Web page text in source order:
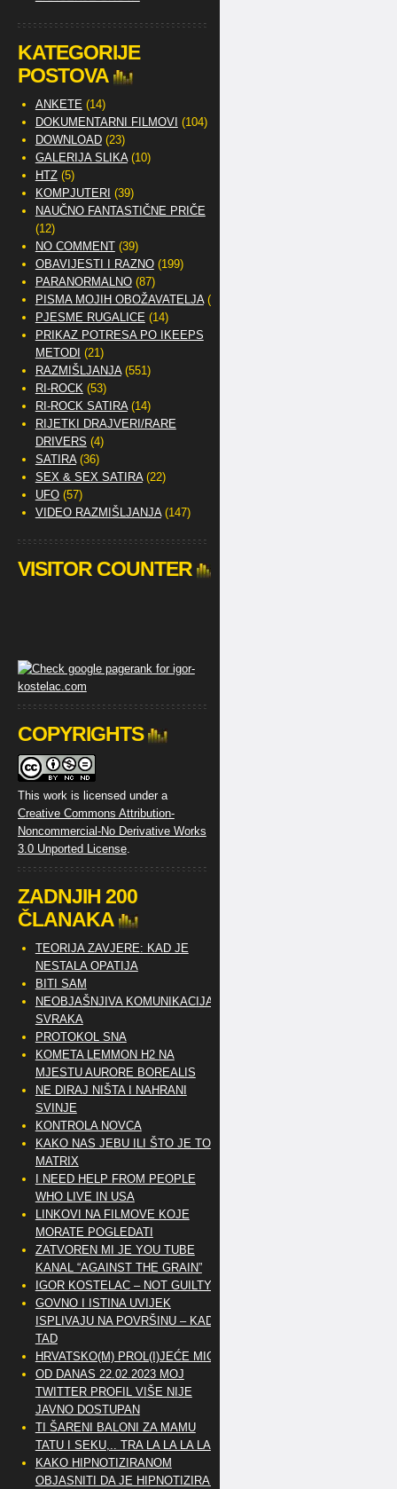
KATEGORIJE
POSTOVA
ANKETE (14)
DOKUMENTARNI FILMOVI (104)
DOWNLOAD(23)
GALERIJA SLIKA(10)
HTZ(5)
KOMPJUTERI (39)
NAUČNO FANTASTIČNE PRIČE
(12)
NO COMMENT(39)
OBAVIJESTI I RAZNO(199)
PARANORMALNO(87)
PISMA MOJIH OBOŽAVATELJA(2)
PJESME RUGALICE (14)
PRIKAZ POTRESA PO IKEEPS
METODI (21)
RAZMIŠLJANJA(551)
RI-ROCK(53)
RI-ROCK SATIRA(14)
RIJETKI DRAJVERI/RARE
DRIVERS (4)
SATIRA(36)
SEX & SEX SATIRA(22)
UFO(57)
VIDEO RAZMIŠLJANJA(147)
VISITOR COUNTER
COPYRIGHTS
This work is licensed under a
Creative Commons Attribution-
Noncommercial-No Derivative Works
3.0 Unported License.
ZADNJIH 200
ČLANAKA
TEORIJA ZAVJERE: KAD JE
NESTALA OPATIJA
BITI SAM
NEOBJAŠNJIVA KOMUNIKACIJA
SVRAKA
PROTOKOL SNA
KOMETA LEMMON H2 NA
MJESTU AURORE BOREALIS
NE DIRAJ NIŠTA I NAHRANI
SVINJE
KONTROLA NOVCA
KAKO NAS JEBU ILI ŠTO JE TO
MATRIX
I NEED HELP FROM PEOPLE
WHO LIVE IN USA
LINKOVI NA FILMOVE KOJE
MORATE POGLEDATI
ZATVOREN MI JE YOU TUBE
KANAL “AGAINST THE GRAIN”
IGOR KOSTELAC – NOT GUILTY
GOVNO I ISTINA UVIJEK
ISPLIVAJU NA POVRŠINU – KAD
TAD
HRVATSKO(M) PROL(I)JEĆE MIG
OD DANAS 22.02.2023 MOJ
TWITTER PROFIL VIŠE NIJE
JAVNO DOSTUPAN
TI ŠARENI BALONI ZA MAMU
TATU I SEKU,.. TRA LA LA LA LA
KAKO HIPNOTIZIRANOM
OBJASNITI DA JE HIPNOTIZIRAN